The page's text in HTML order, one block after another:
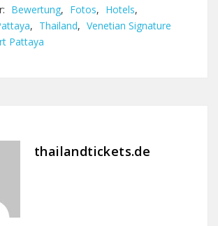
Bewertung, Fotos, Hotels,
, Thailand, Venetian Signature
Pattaya
thailandtickets.de